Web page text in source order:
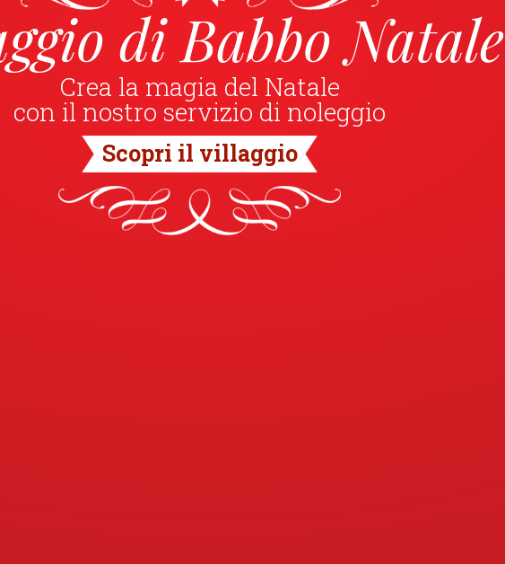
di Babbo Natale
Crea la magia del Natale
con il nostro servizio di noleggio
Scopri il villaggio